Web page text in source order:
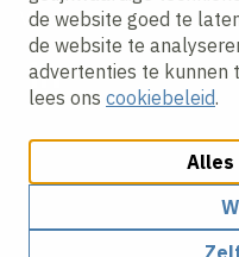
de website goed te
de website te
advertenties te kunnen
lees ons cookiebeleid.
Alles
Volg ons
LinkedIn
Cookies aanpassen